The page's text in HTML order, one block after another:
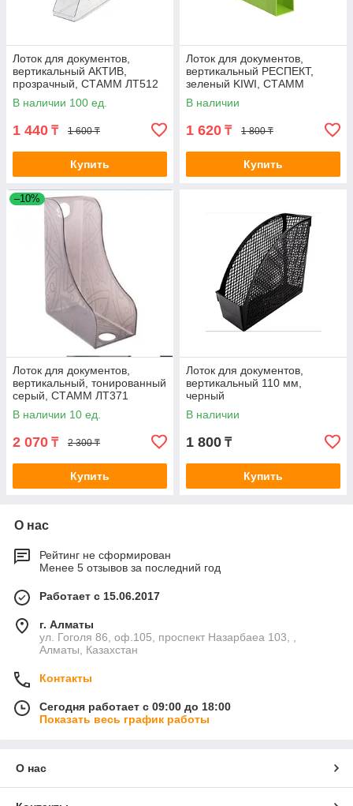
Лоток для документов,
вертикальный АКТИВ,
прозрачный, СТАММ ЛТ512
В наличии 100 ед.
1 440 ₸ 1 600 ₸
Купить
Лоток для документов,
вертикальный РЕСПЕКТ,
зеленый KIWI, СТАММ
В наличии
1 620 ₸ 1 800 ₸
Купить
–10%
Лоток для документов,
вертикальный, тонированный
серый, СТАММ ЛТ371
В наличии 10 ед.
2 070 ₸ 2 300 ₸
Купить
Лоток для документов,
вертикальный 110 мм,
черный
В наличии
1 800 ₸
Купить
О нас
Рейтинг не сформирован
Менее 5 отзывов за последний год
Работает с 15.06.2017
г. Алматы
ул. Гоголя 86, оф.105, проспект Назарбаеа 103, ,
Алматы, Казахстан
Контакты
Сегодня работает с 09:00 до 18:00
Показать весь график работы
О нас